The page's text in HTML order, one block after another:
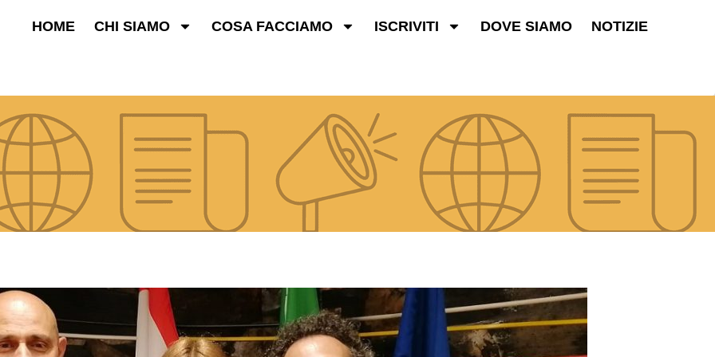
HOME CHI SIAMO COSA FACCIAMO ISCRIVITI DOVE SIAMO NOTIZIE